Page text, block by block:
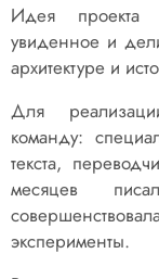
Идея проекта
увиденное и
архитектуре и
Для
команду:
текста,
месяцев
эксперименты.